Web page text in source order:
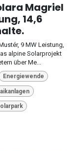
Magriel
14,6
9 MW Leistung,
alpine Solarprojekt
über Me...
Energiewende